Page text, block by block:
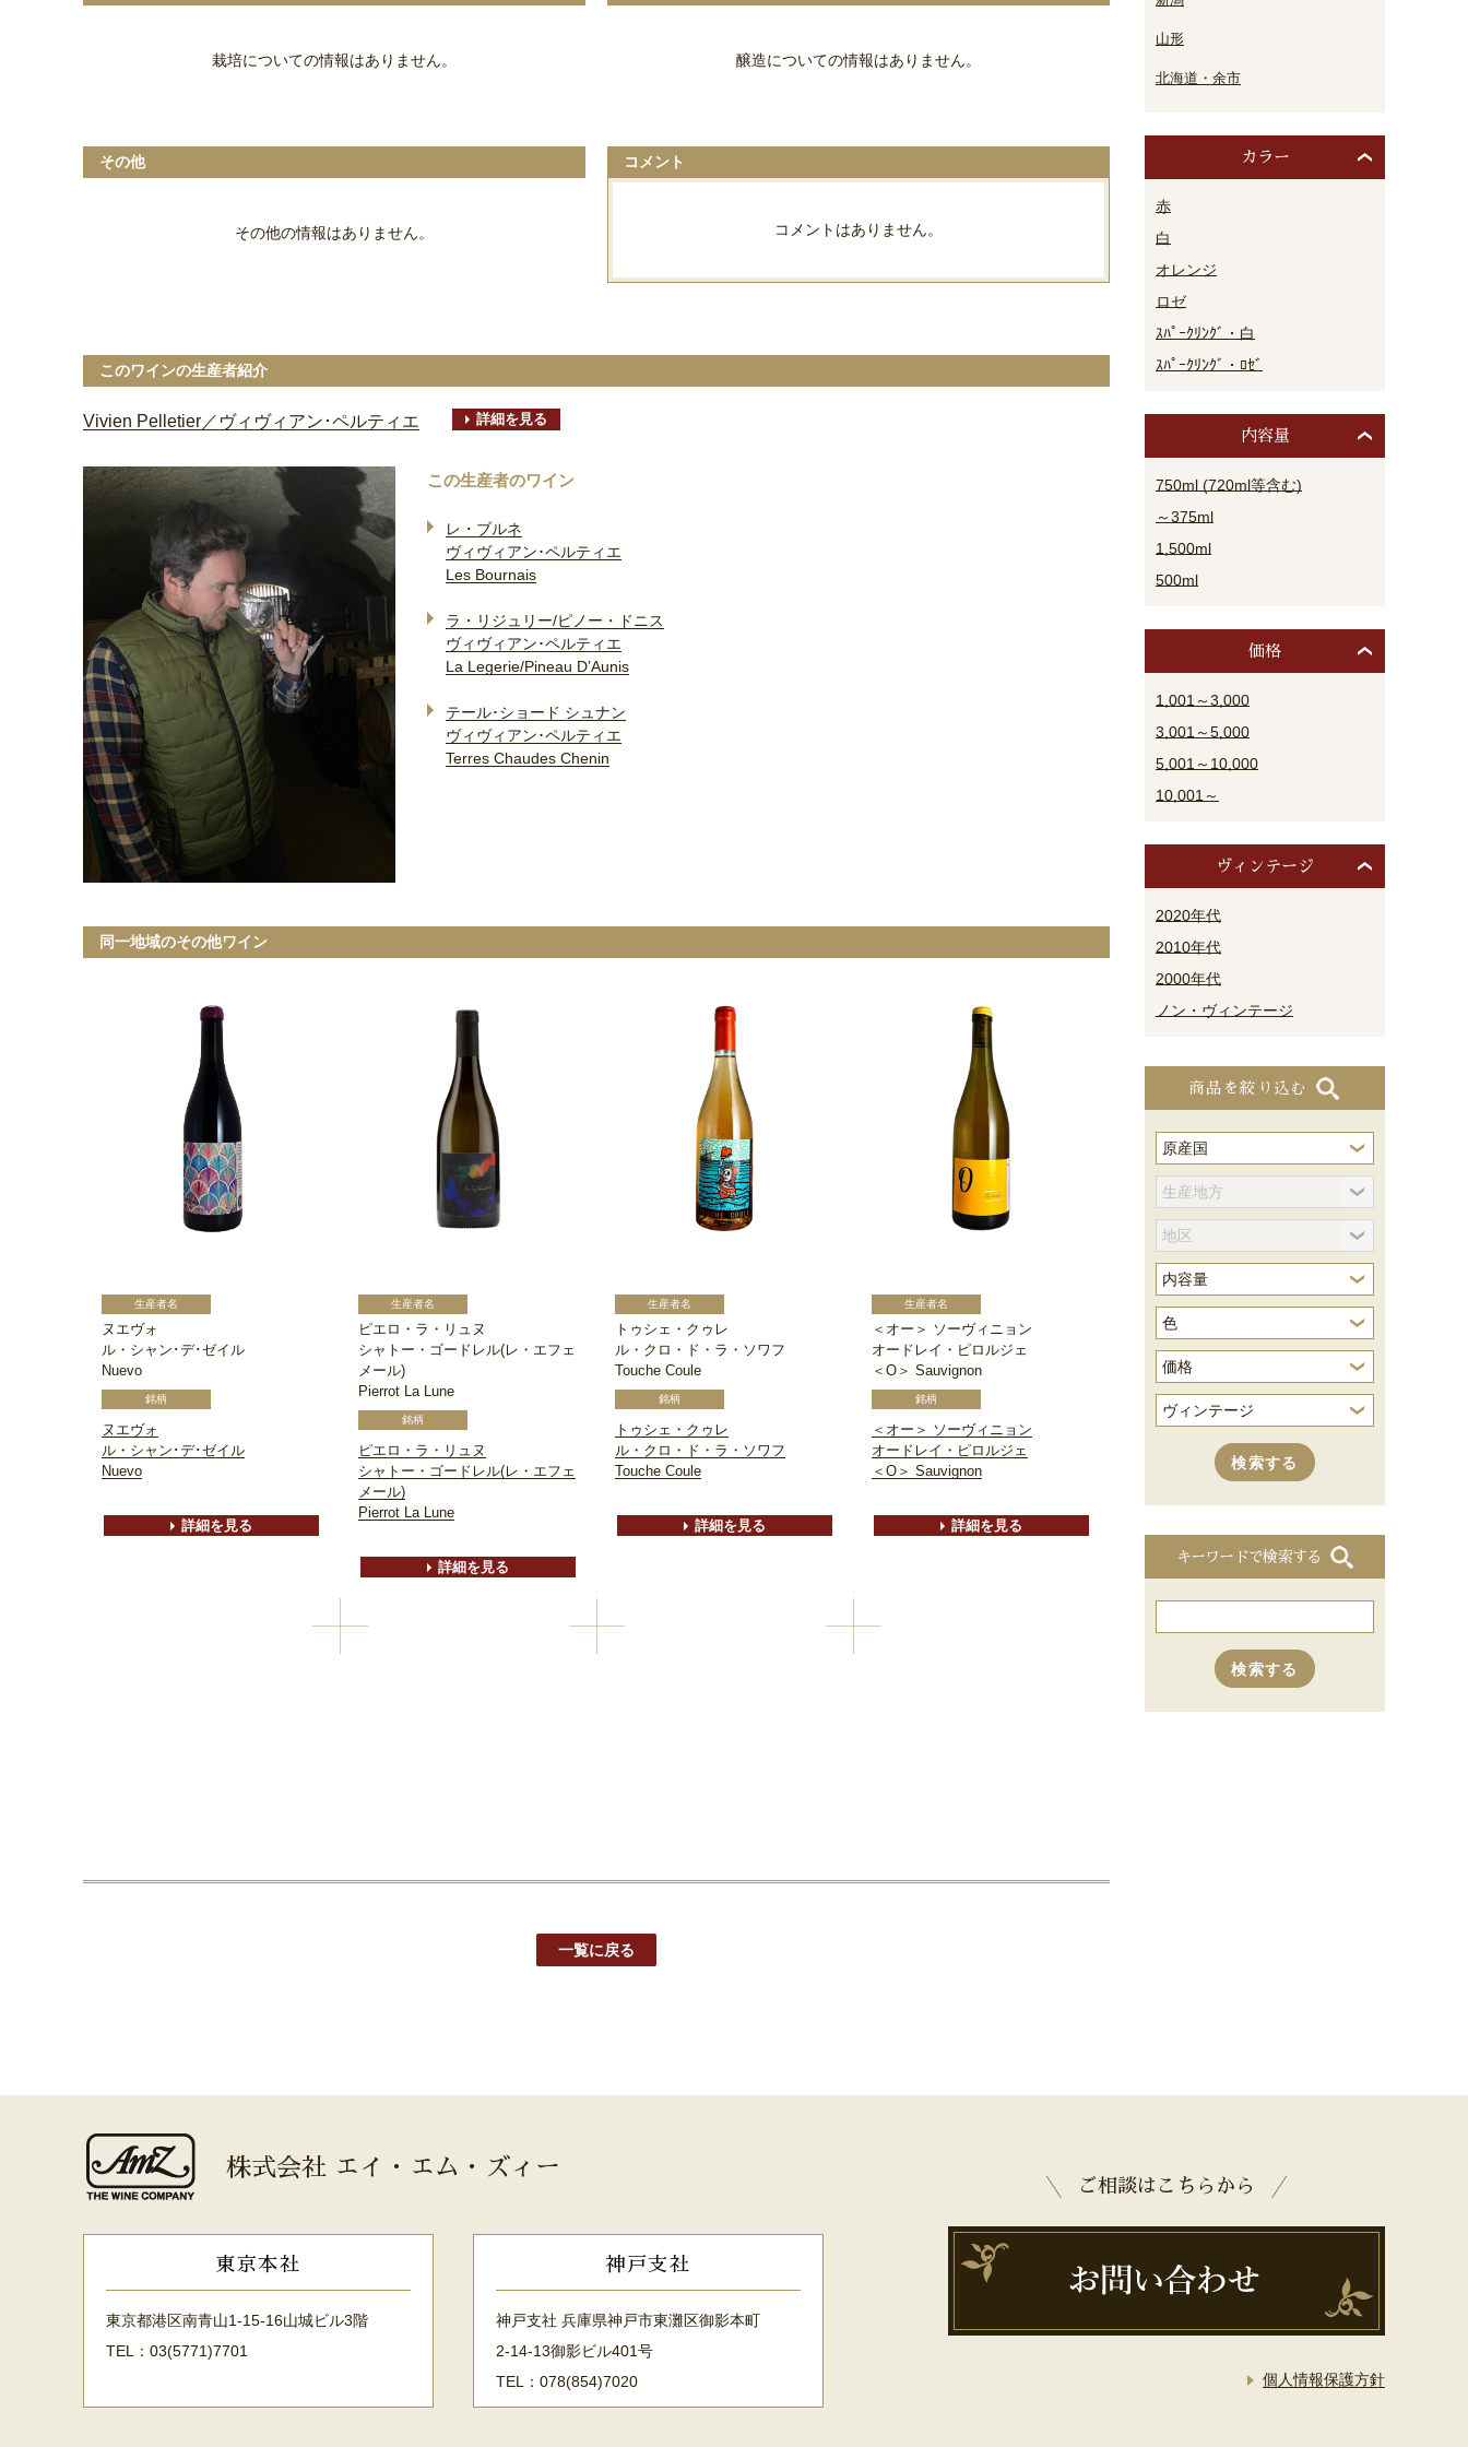
栽培についての情報はありません。 醸造についての情報はありません。
その他
その他の情報はありません。
コメント
コメントはありません。
このワインの生産者紹介
Vivien Pelletier／ヴィヴィアン･ペルティエ 詳細を見る
この生産者のワイン
レ・ブルネ
ヴィヴィアン･ペルティエ
Les Bournais
ラ・リジュリー/ピノー・ドニス
ヴィヴィアン･ペルティエ
La Legerie/Pineau D’Aunis
テール･ショード シュナン
ヴィヴィアン･ペルティエ
Terres Chaudes Chenin
同一地域のその他ワイン
ヌエヴォ
ル・シャン･デ･ゼイル
Nuevo
ヌエヴォ
ル・シャン･デ･ゼイル
Nuevo
詳細を見る
ピエロ・ラ・リュヌ
シャトー・ゴードレル(レ・エフェ
メール)
Pierrot La Lune
ピエロ・ラ・リュヌ
シャトー・ゴードレル(レ・エフェ
メール)
Pierrot La Lune
詳細を見る
トゥシェ・クゥレ
ル・クロ・ド・ラ・ソワフ
Touche Coule
トゥシェ・クゥレ
ル・クロ・ド・ラ・ソワフ
Touche Coule
詳細を見る
＜オー＞ ソーヴィニョン
オードレイ・ピロルジェ
＜O＞ Sauvignon
＜オー＞ ソーヴィニョン
オードレイ・ピロルジェ
＜O＞ Sauvignon
詳細を見る
一覧に戻る
山形
北海道・余市
カラー
赤
白
オレンジ
ロゼ
ｽﾊﾟｰｸﾘﾝｸﾞ・白
ｽﾊﾟｰｸﾘﾝｸﾞ・ﾛｾﾞ
内容量
750ml (720ml等含む)
～375ml
1,500ml
500ml
価格
1,001～3,000
3,001～5,000
5,001～10,000
10,001～
ヴィンテージ
2020年代
2010年代
2000年代
ノン・ヴィンテージ
商品を絞り込む
キーワードで検索する
株式会社 エイ・エム・ズィー
東京本社
東京都港区南青山1-15-16山城ビル3階
TEL：03(5771)7701
神戸支社
神戸支社 兵庫県神戸市東灘区御影本町
2-14-13御影ビル401号
TEL：078(854)7020
ご相談はこちらから
個人情報保護方針